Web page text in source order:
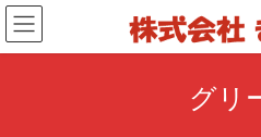
コ
ン
テ
ナ
ビ
ゲ
グリ